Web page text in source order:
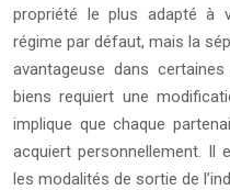
propriété le plus adapté à
régime par défaut, mais la
avantageuse dans
biens requiert une
implique que chaque
acquiert personnellement. Il
les modalités de sortie de